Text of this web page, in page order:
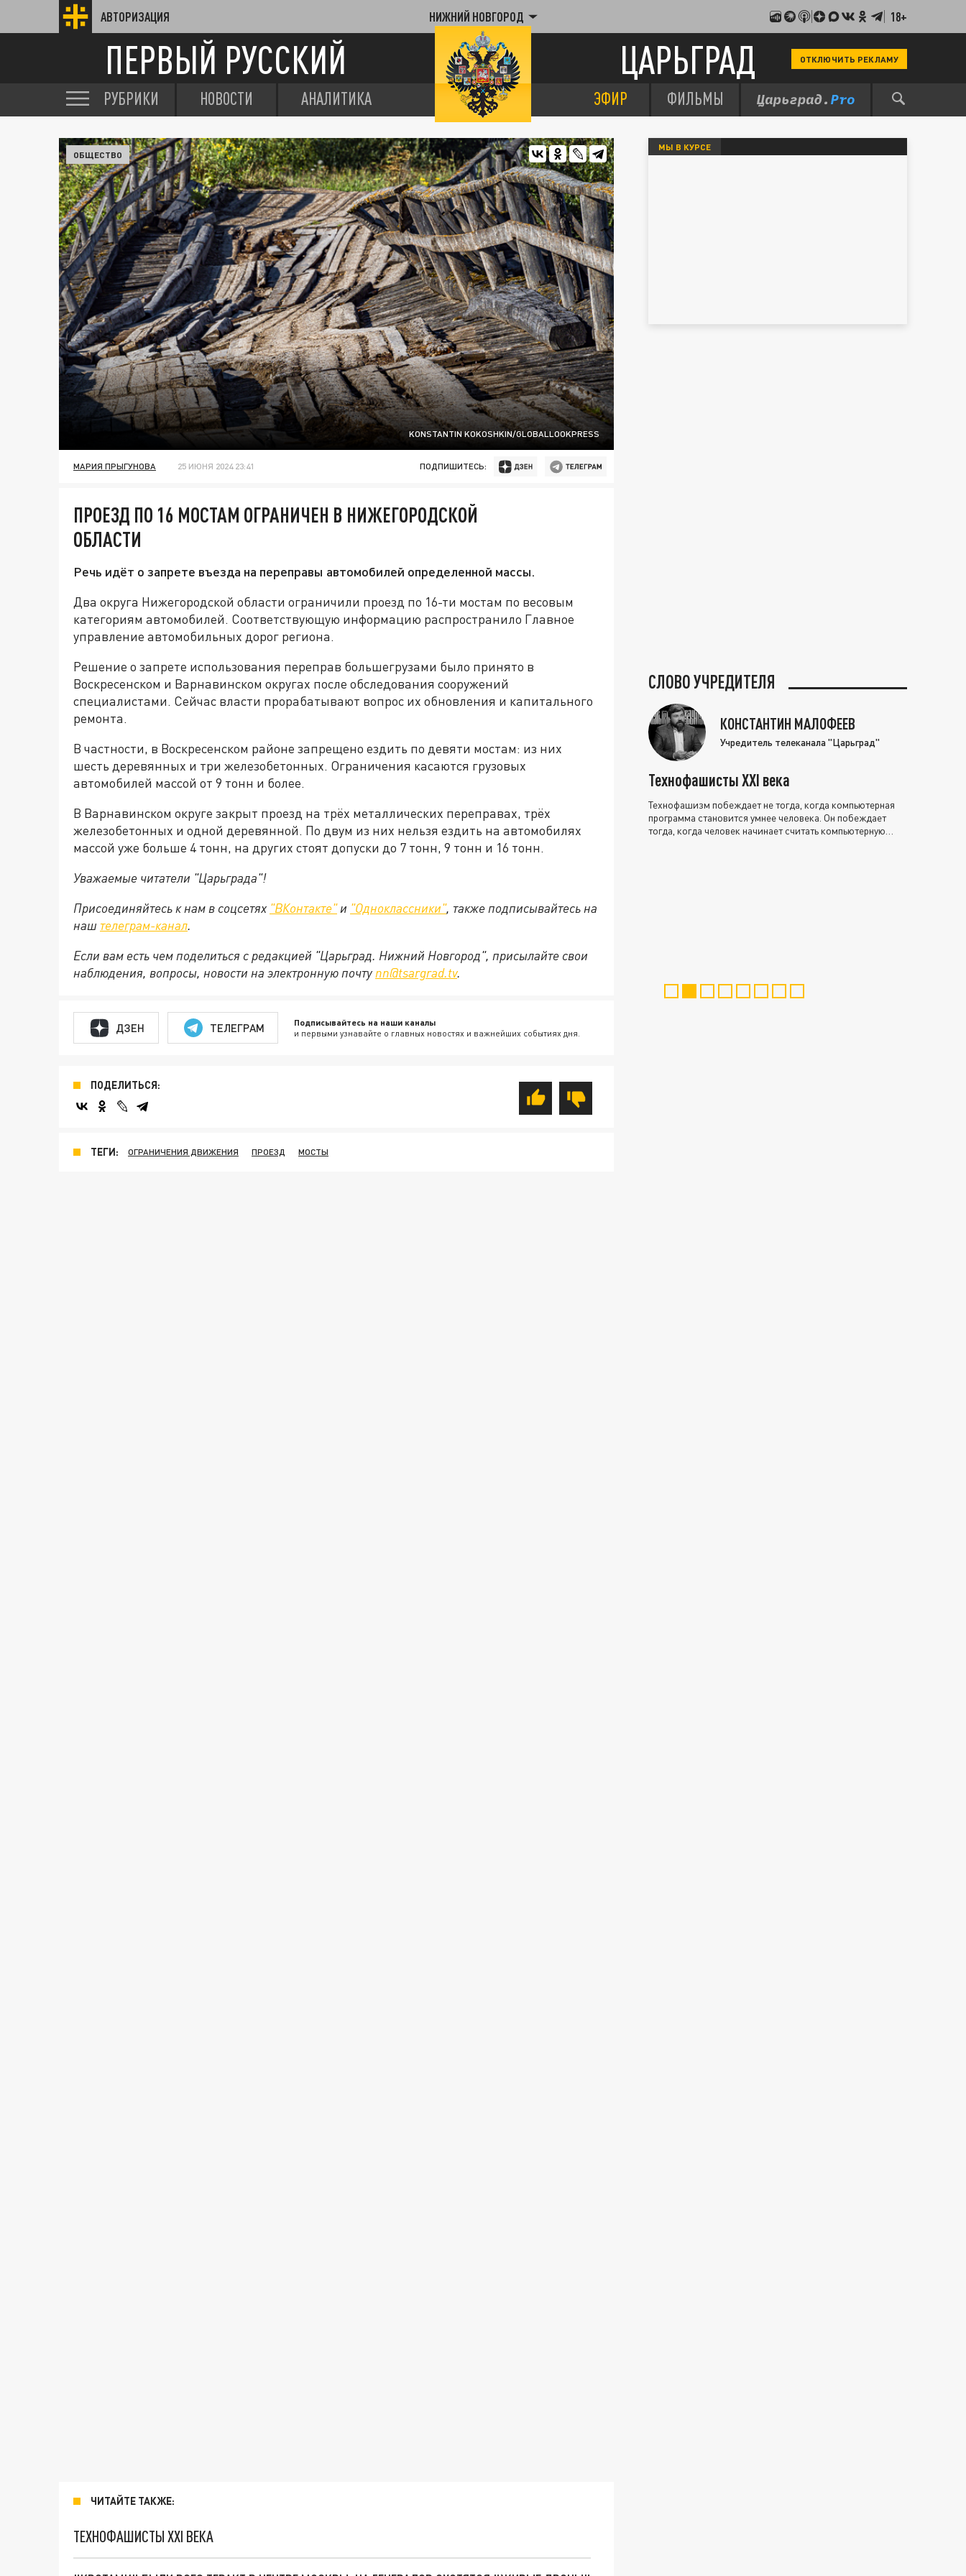
АВТОРИЗАЦИЯ НИЖНИЙ НОВГОРОД 18+
ПЕРВЫЙ РУССКИЙ ЦАРЬГРАД ОТКЛЮЧИТЬ РЕКЛАМУ
РУБРИКИ НОВОСТИ АНАЛИТИКА ЭФИР ФИЛЬМЫ
KONSTANTIN KOKOSHKIN/GLOBALLOOKPRESS
ОБЩЕСТВО
МАРИЯ ПРЫГУНОВА 25 ИЮНЯ 2024 23:41 ПОДПИШИТЕСЬ:
ПРОЕЗД ПО 16 МОСТАМ ОГРАНИЧЕН В НИЖЕГОРОДСКОЙ
ОБЛАСТИ
Речь идёт о запрете въезда на переправы автомобилей определенной массы.
Два округа Нижегородской области ограничили проезд по 16-ти мостам по весовым
категориям автомобилей. Соответствующую информацию распространило Главное
управление автомобильных дорог региона.
Решение о запрете использования переправ большегрузами было принято в
Воскресенском и Варнавинском округах после обследования сооружений
специалистами. Сейчас власти прорабатывают вопрос их обновления и капитального
ремонта.
В частности, в Воскресенском районе запрещено ездить по девяти мостам: из них
шесть деревянных и три железобетонных. Ограничения касаются грузовых
автомобилей массой от 9 тонн и более.
В Варнавинском округе закрыт проезд на трёх металлических переправах, трёх
железобетонных и одной деревянной. По двум из них нельзя ездить на автомобилях
массой уже больше 4 тонн, на других стоят допуски до 7 тонн, 9 тонн и 16 тонн.
Уважаемые читатели "Царьграда"!
Присоединяйтесь к нам в соцсетях "ВКонтакте"и "Одноклассники", также подписывайтесь на
наш телеграм-канал.
Если вам есть чем поделиться с редакцией "Царьград. Нижний Новгород", присылайте свои
наблюдения, вопросы, новости на электронную почту nn@tsargrad.tv.
ДЗЕН ТЕЛЕГРАМ Подписывайтесь на наши каналы
и первыми узнавайте о главных новостях и важнейших событиях дня.
ПОДЕЛИТЬСЯ:
ТЕГИ: ОГРАНИЧЕНИЯ ДВИЖЕНИЯ ПРОЕЗД МОСТЫ
ЧИТАЙТЕ ТАКЖЕ:
ТЕХНОФАШИСТЫ XXI ВЕКА
МЫ В КУРСЕ
СЛОВО УЧРЕДИТЕЛЯ
КОНСТАНТИН МАЛОФЕЕВ
Учредитель телеканала "Царьград"
Технофашисты XXI века
Технофашизм побеждает не тогда, когда компьютерная
программа становится умнее человека. Он побеждает
тогда, когда человек начинает считать компьютерную